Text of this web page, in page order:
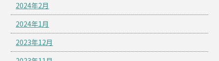
2024年2月
2024年1月
2023年12月